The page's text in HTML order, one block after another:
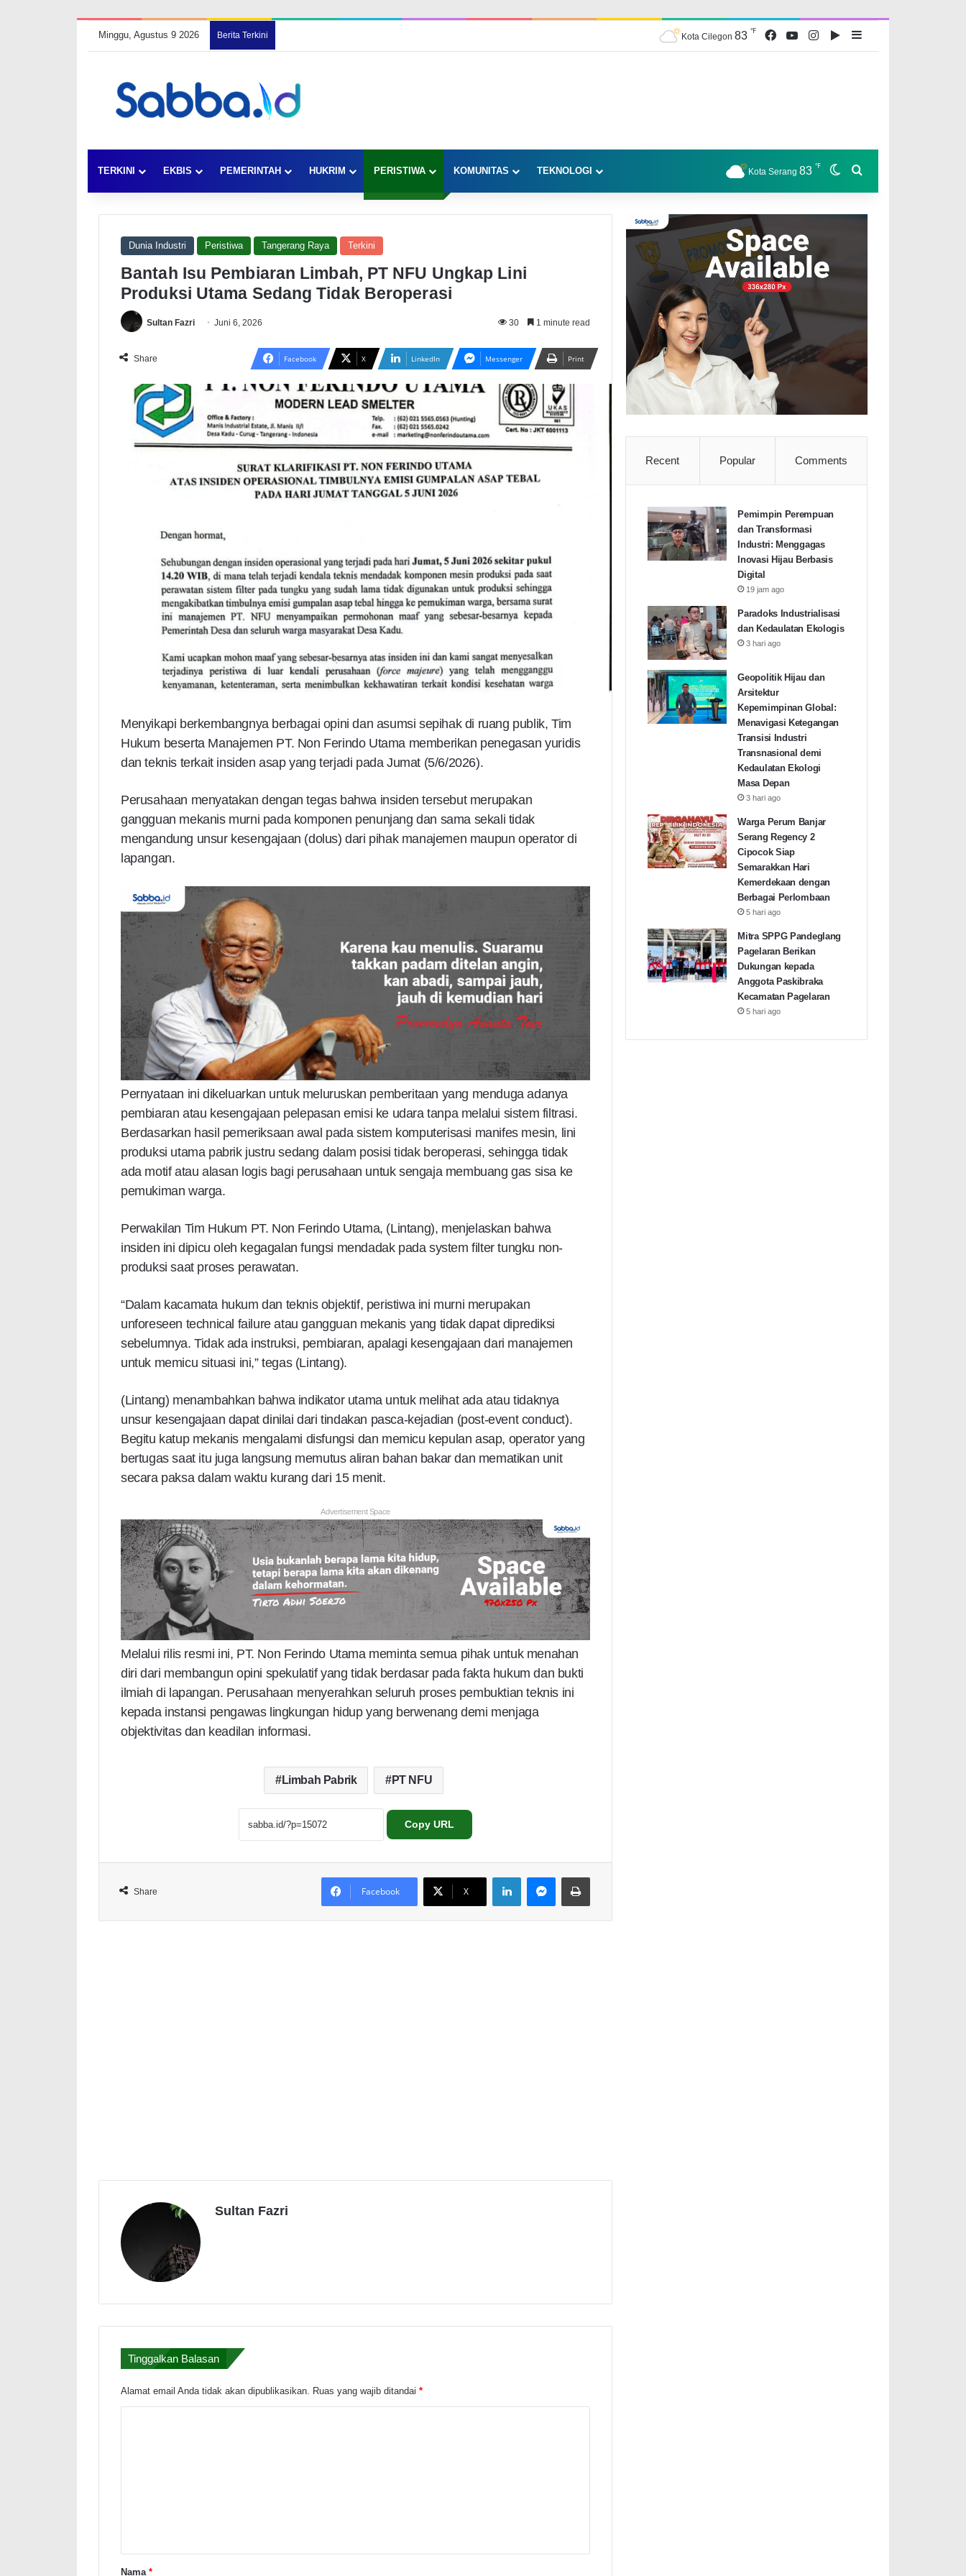
Minggu, Agustus 9 2026 Berita Terkini Kota Cilegon 83 ℉ Facebook
YouTubeInstagramGoogle Play
Sidebar
TERKINI EKBIS PEMERINTAH HUKRIM PERISTIWA KOMUNITAS TEKNOLOGI Kota Serang 83 ℉ Switch skin
Dunia Industri Peristiwa Tangerang Raya Terkini
Bantah Isu Pembiaran Limbah, PT NFU Ungkap Lini
Produksi Utama Sedang Tidak Beroperasi
Sultan Fazri Juni 6, 2026 30 1 minute read
Share Facebook X LinkedIn Messenger Print
Menyikapi berkembangnya berbagai opini dan asumsi sepihak di ruang publik, Tim
Hukum beserta Manajemen PT. Non Ferindo Utama memberikan penegasan yuridis
dan teknis terkait insiden asap yang terjadi pada Jumat (5/6/2026).
Perusahaan menyatakan dengan tegas bahwa insiden tersebut merupakan
gangguan mekanis murni pada komponen penunjang dan sama sekali tidak
mengandung unsur kesengajaan (dolus) dari pihak manajemen maupun operator di
lapangan.
Pernyataan ini dikeluarkan untuk meluruskan pemberitaan yang menduga adanya
pembiaran atau kesengajaan pelepasan emisi ke udara tanpa melalui sistem filtrasi.
Berdasarkan hasil pemeriksaan awal pada sistem komputerisasi manifes mesin, lini
produksi utama pabrik justru sedang dalam posisi tidak beroperasi, sehingga tidak
ada motif atau alasan logis bagi perusahaan untuk sengaja membuang gas sisa ke
pemukiman warga.
Perwakilan Tim Hukum PT. Non Ferindo Utama, (Lintang), menjelaskan bahwa
insiden ini dipicu oleh kegagalan fungsi mendadak pada system filter tungku non-
produksi saat proses perawatan.
“Dalam kacamata hukum dan teknis objektif, peristiwa ini murni merupakan
unforeseen technical failure atau gangguan mekanis yang tidak dapat diprediksi
sebelumnya. Tidak ada instruksi, pembiaran, apalagi kesengajaan dari manajemen
untuk memicu situasi ini,” tegas (Lintang).
(Lintang) menambahkan bahwa indikator utama untuk melihat ada atau tidaknya
unsur kesengajaan dapat dinilai dari tindakan pasca-kejadian (post-event conduct).
Begitu katup mekanis mengalami disfungsi dan memicu kepulan asap, operator yang
bertugas saat itu juga langsung memutus aliran bahan bakar dan mematikan unit
secara paksa dalam waktu kurang dari 15 menit.
Advertisement Space
Melalui rilis resmi ini, PT. Non Ferindo Utama meminta semua pihak untuk menahan
diri dari membangun opini spekulatif yang tidak berdasar pada fakta hukum dan bukti
ilmiah di lapangan. Perusahaan menyerahkan seluruh proses pembuktian teknis ini
kepada instansi pengawas lingkungan hidup yang berwenang demi menjaga
objektivitas dan keadilan informasi.
Limbah Pabrik PT NFU
Copy URL
Share Facebook X
LinkedInMessengerPrint
Sultan Fazri
Tinggalkan Balasan
Alamat email Anda tidak akan dipublikasikan. Ruas yang wajib ditandai *
rNama *
Recent Popular Comments
Pemimpin Perempuan
dan Transformasi
Industri: Menggagas
Inovasi Hijau Berbasis
Digital
19 jam ago
Paradoks Industrialisasi
dan Kedaulatan Ekologis
3 hari ago
Geopolitik Hijau dan
Arsitektur
Kepemimpinan Global:
Menavigasi Ketegangan
Transisi Industri
Transnasional demi
Kedaulatan Ekologi
Masa Depan
3 hari ago
Warga Perum Banjar
Serang Regency 2
Cipocok Siap
Semarakkan Hari
Kemerdekaan dengan
Berbagai Perlombaan
5 hari ago
Mitra SPPG Pandeglang
Pagelaran Berikan
Dukungan kepada
Anggota Paskibraka
Kecamatan Pagelaran
5 hari ago